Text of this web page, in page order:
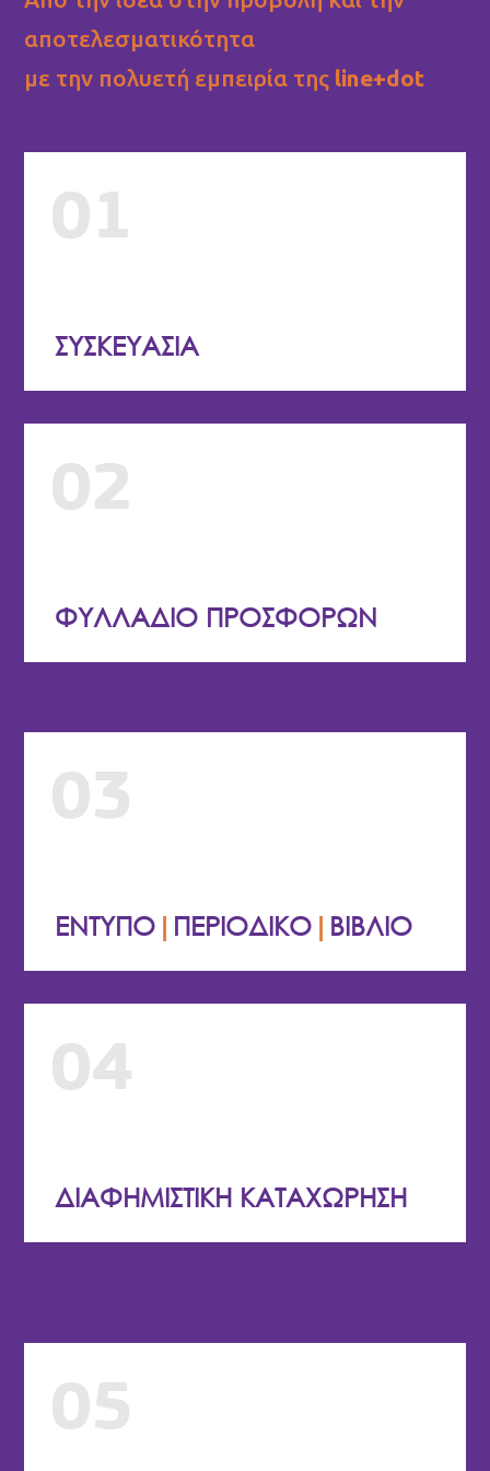
αποτελεσματικότητα
με την πολυετή εμπειρία της line+dot
01
ΣΥΣΚΕΥΑΣΙΑ
02
ΦΥΛΛΑΔΙΟ ΠΡΟΣΦΟΡΩΝ
03
ΕΝΤΥΠΟ | ΠΕΡΙΟΔΙΚΟ | ΒΙΒΛΙΟ
04
ΔΙΑΦΗΜΙΣΤΙΚΗ ΚΑΤΑΧΩΡΗΣΗ
05